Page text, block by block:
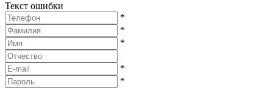
Текст ошибки
*
*
*
*
*